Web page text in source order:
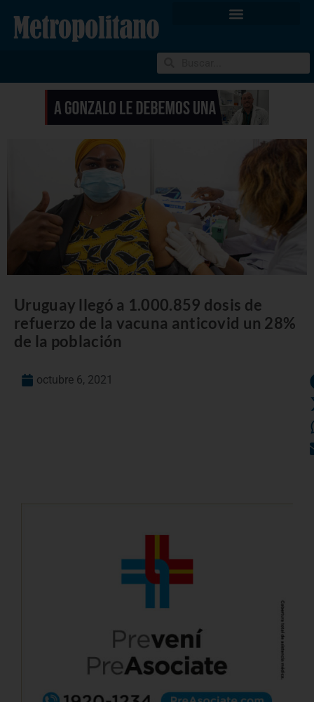
Uruguay llegó a 1.000.859 dosis de
refuerzo de la vacuna anticovid un 28%
de la población
octubre 6, 2021